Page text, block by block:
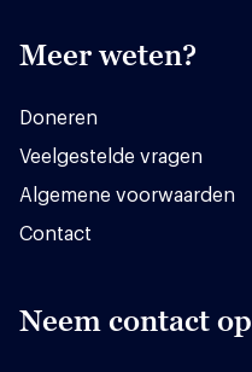
Meer weten?
Doneren
Veelgestelde vragen
Algemene voorwaarden
Contact
Neem contact op